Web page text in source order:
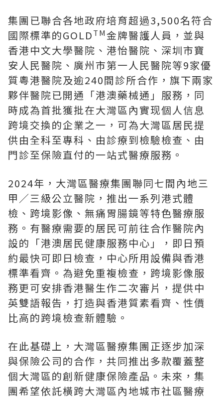
集團已聯合各地政府培育超過3,500名符合
國際標準的GOLDTM金牌醫護人員，並與
香港中文大學醫院、港怡醫院、深圳市寶
安人民醫院、廣州市第一人民醫院等9家優
質粵港醫院及逾240間診所合作，旗下兩家
夥伴醫院已開通「港澳藥械通」服務，同
時成為首批獲批在大灣區內實现個人信息
跨境交換的企業之一，可為大灣區居民提
供由全科至專科、由診療到檢驗檢查、由
門診至保險直付的一站式醫療服務。
2024年，大灣區醫療集團聯同七間內地三
甲／三級公立醫院，推出一系列港式體
檢、跨境影像、無痛胃腸鏡等特色醫療服
務。有醫療需要的居民可前往合作醫院內
設的「港澳居民健康服務中心」，即日預
約最快可即日檢查，中心所用設備與香港
標準看齊。為避免重複檢查，跨境影像服
務更可安排香港醫生作二次審片，提供中
英雙語報告，打造與香港質素看齊、性價
比高的跨境檢查新體驗。
在此基礎上，大灣區醫療集團正逐步加深
與保險公司的合作，共同推出多款覆蓋整
個大灣區的創新健康保險產品。未來，集
團希望依託橫跨大灣區內地城市社區醫療